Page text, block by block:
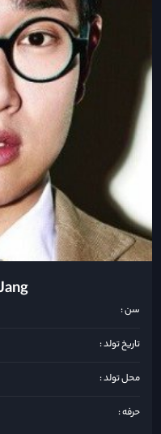
سن :
تاریخ تولد :
محل تولد :
حرفه :